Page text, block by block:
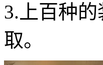
3.上百种
取。